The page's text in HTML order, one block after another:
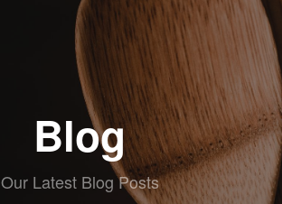
Back
RECIPeatS
RECETAS
ESCRITAS
VIDEO
RECETAS
Blog
Our Latest Blog Posts